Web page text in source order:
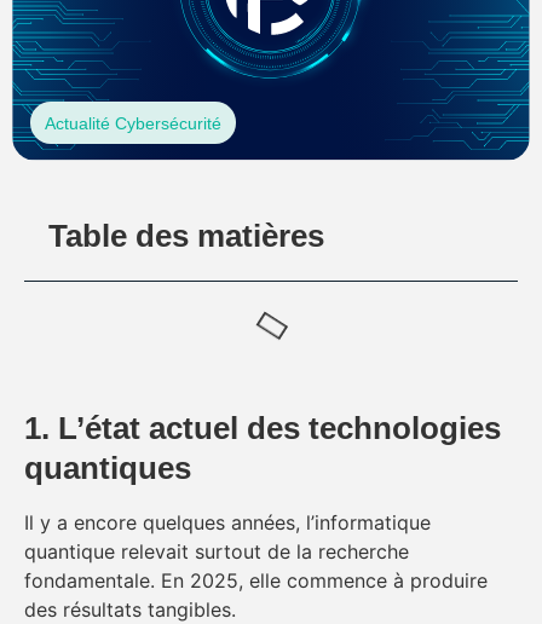
Actualité Cybersécurité
Table des matières
1. L’état actuel des technologies
quantiques
Il y a encore quelques années, l’informatique
quantique relevait surtout de la recherche
fondamentale. En 2025, elle commence à produire
des résultats tangibles.